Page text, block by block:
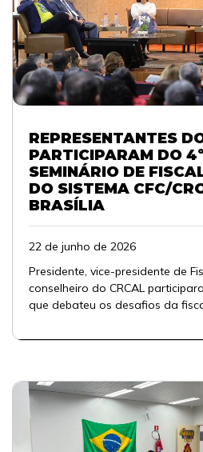
REPRESENTANTES
PARTICIPARAM DO 4º
SEMINÁRIO DE
DO SISTEMA CFC/
BRASÍLIA
22 de junho de 2026
Presidente, vice-presidente de
conselheiro do CRCAL
que debateu os desafios da